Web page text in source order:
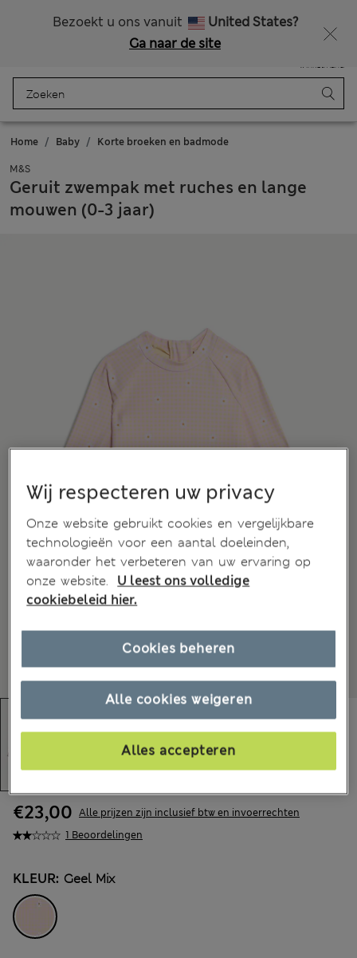
Bezoekt u ons vanuit
United States?
Ga naar de site
Winkelmand
Home Baby Korte broeken en badmode
M&S
Geruit zwempak met ruches en lange
mouwen (0-3 jaar)
1 Beoordelingen
€23,00 Alle prijzen zijn inclusief btw en invoerrechten
KLEUR: Geel Mix
Wij respecteren uw privacy
Onze website gebruikt cookies en vergelijkbare
technologieën voor een aantal doeleinden,
waaronder het verbeteren van uw ervaring op
onze website.
U leest ons volledige
cookiebeleid hier.
Alle cookies weigeren
Alles accepteren
Cookies beheren